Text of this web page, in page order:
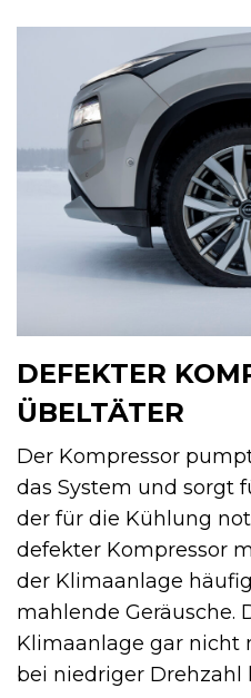
DEFEKTER
ÜBELTÄTER
Der Kompressor
das System und sorgt
der für die Kühlung
defekter Kompressor
der Klimaanlage
mahlende Geräusche.
Klimaanlage gar nicht
bei niedriger Drehzahl